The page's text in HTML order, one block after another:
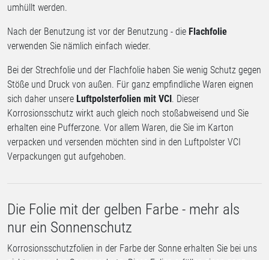
umhüllt werden.
Nach der Benutzung ist vor der Benutzung - die Flachfolie
verwenden Sie nämlich einfach wieder.
Bei der Strechfolie und der Flachfolie haben Sie wenig Schutz gegen
Stöße und Druck von außen. Für ganz empfindliche Waren eignen
sich daher unsere Luftpolsterfolien mit VCI. Dieser
Korrosionsschutz wirkt auch gleich noch stoßabweisend und Sie
erhalten eine Pufferzone. Vor allem Waren, die Sie im Karton
verpacken und versenden möchten sind in den Luftpolster VCI
Verpackungen gut aufgehoben.
Die Folie mit der gelben Farbe - mehr als
nur ein Sonnenschutz
Korrosionsschutzfolien in der Farbe der Sonne erhalten Sie bei uns